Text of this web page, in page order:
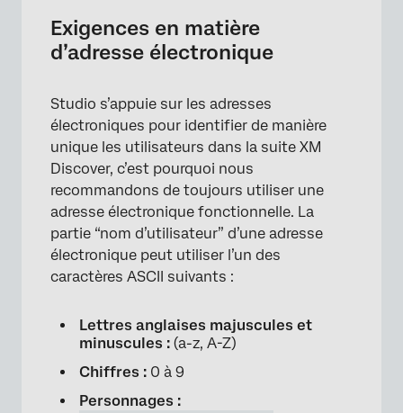
Exigences en matière
d’adresse électronique
Studio s’appuie sur les adresses
électroniques pour identifier de manière
unique les utilisateurs dans la suite XM
Discover, c’est pourquoi nous
recommandons de toujours utiliser une
adresse électronique fonctionnelle. La
partie “nom d’utilisateur” d’une adresse
électronique peut utiliser l’un des
caractères ASCII suivants :
Lettres anglaises majuscules et
minuscules : (a-z, A-Z)
Chiffres : 0 à 9
Personnages :